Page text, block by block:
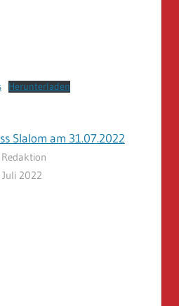
Herunterladen
Slalom am 31.07.2022
Juli 2022